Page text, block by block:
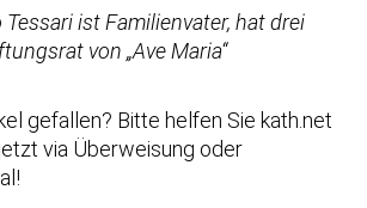
Tessari ist Familienvater, hat drei
von „Ave Maria“
gefallen? Bitte helfen Sie kath.net
via Überweisung oder